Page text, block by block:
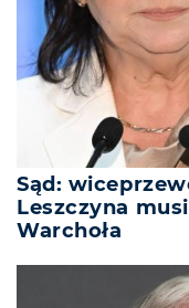
Sąd:
Leszczyna
Warchoła